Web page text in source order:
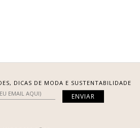
DICAS DE MODA E SUSTENTABILIDADE